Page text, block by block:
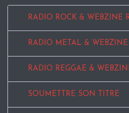
RADIO ROCK & WEBZINE
RADIO METAL &
RADIO REGGAE &
SOUMETTRE SON TITRE